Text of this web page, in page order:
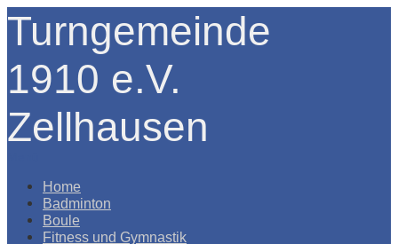
Turngemeinde
1910 e.V.
Zellhausen
Home
Badminton
Boule
Fitness und Gymnastik